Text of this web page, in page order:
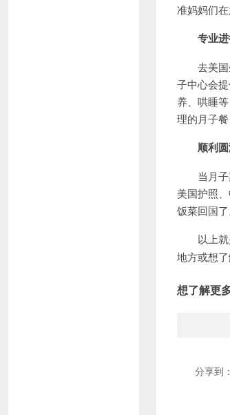
准妈妈们
专业
去美国生
子中心会
养、哄睡
理的月子
顺利
当月子期
美国护照
饭菜回国了
以上就
地方或想
想了解更
分享到：